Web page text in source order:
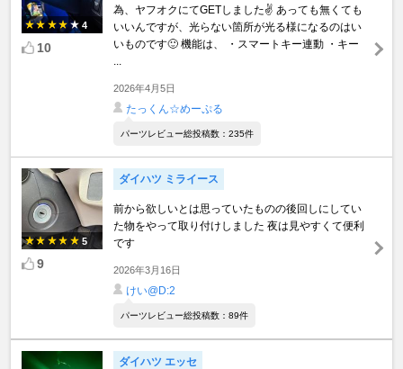
4
10
為、ヤフオクにてGETしました✌️ あっても無くても
いいんですが、光らない箇所が光る様になるのはい
いものです🙂 機能は、 ・スマートキー連動 ・キー
...
2026年4月5日
たっくん☆めーぷる
パーツレビュー総投稿数：235件
5
9
ダイハツ ミライース
前から欲しいとは思っていたものの後回しにしてい
た物をやって取り付けしました 夜は見やすくて便利
です
2026年3月16日
けい@D:2
パーツレビュー総投稿数：89件
ダイハツ エッセ